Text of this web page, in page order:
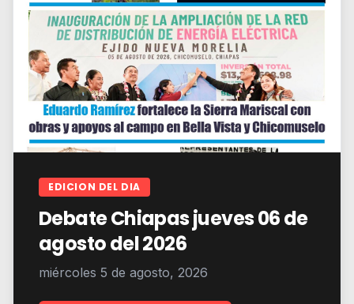
EDICION DEL DIA
Debate Chiapas jueves 06 de
agosto del 2026
miércoles 5 de agosto, 2026